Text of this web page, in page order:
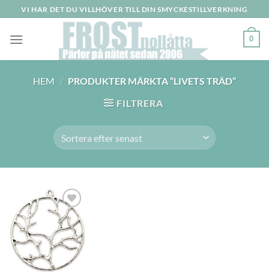
to
content
VI HAR DET DU VILLHÖVER TILL DIN SMYCKESTILLVERKNING
0
HEM / PRODUKTER MÄRKTA ”LIVETS TRÄD”
FILTRERA
Lägg
till i
önskelistan